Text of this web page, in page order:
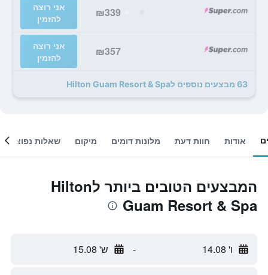
₪339
אני רוצה
להזמין
₪357
אני רוצה
להזמין
63 מבצעים נוספים לHilton Guam Resort & Spa
אודות חוות דעת מלונות דומים מיקום שאלות נפוצות
המבצעים הטובים ביותר לHilton
Guam Resort & Spa
ו' 14.08 - ש' 15.08